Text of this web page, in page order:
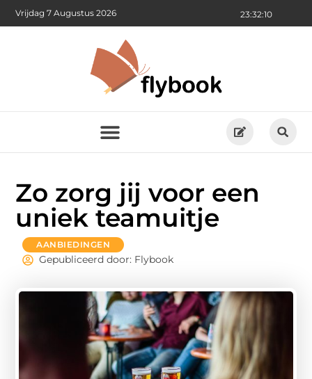
23:32:11
Vrijdag 7 Augustus 2026
Zo zorg jij voor een
uniek teamuitje
AANBIEDINGEN
Gepubliceerd door: Flybook